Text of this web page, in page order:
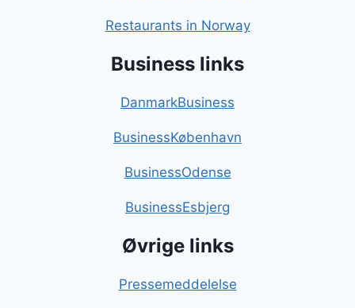
Restaurants in Norway
Business links
DanmarkBusiness
BusinessKøbenhavn
BusinessOdense
BusinessEsbjerg
Øvrige links
Pressemeddelelse